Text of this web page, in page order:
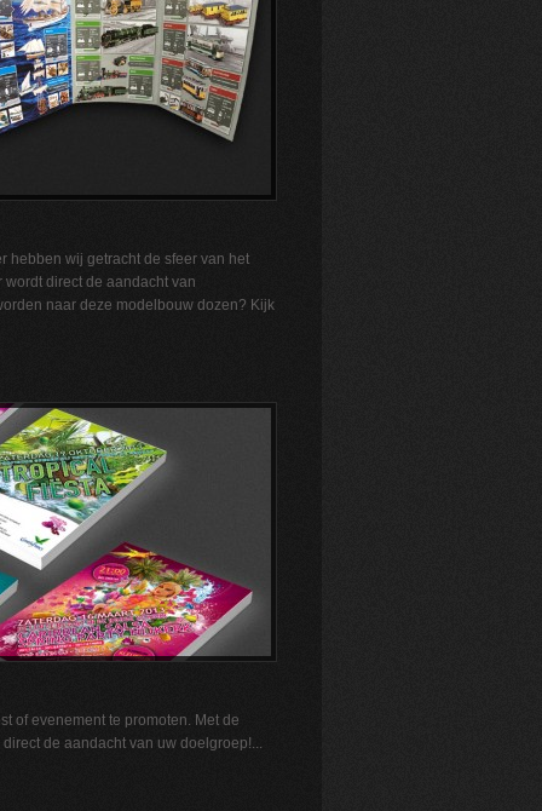
hebben wij getracht de sfeer van het
wordt direct de aandacht van
naar deze modelbouw dozen? Kijk
of evenement te promoten. Met de
de aandacht van uw doelgroep!...